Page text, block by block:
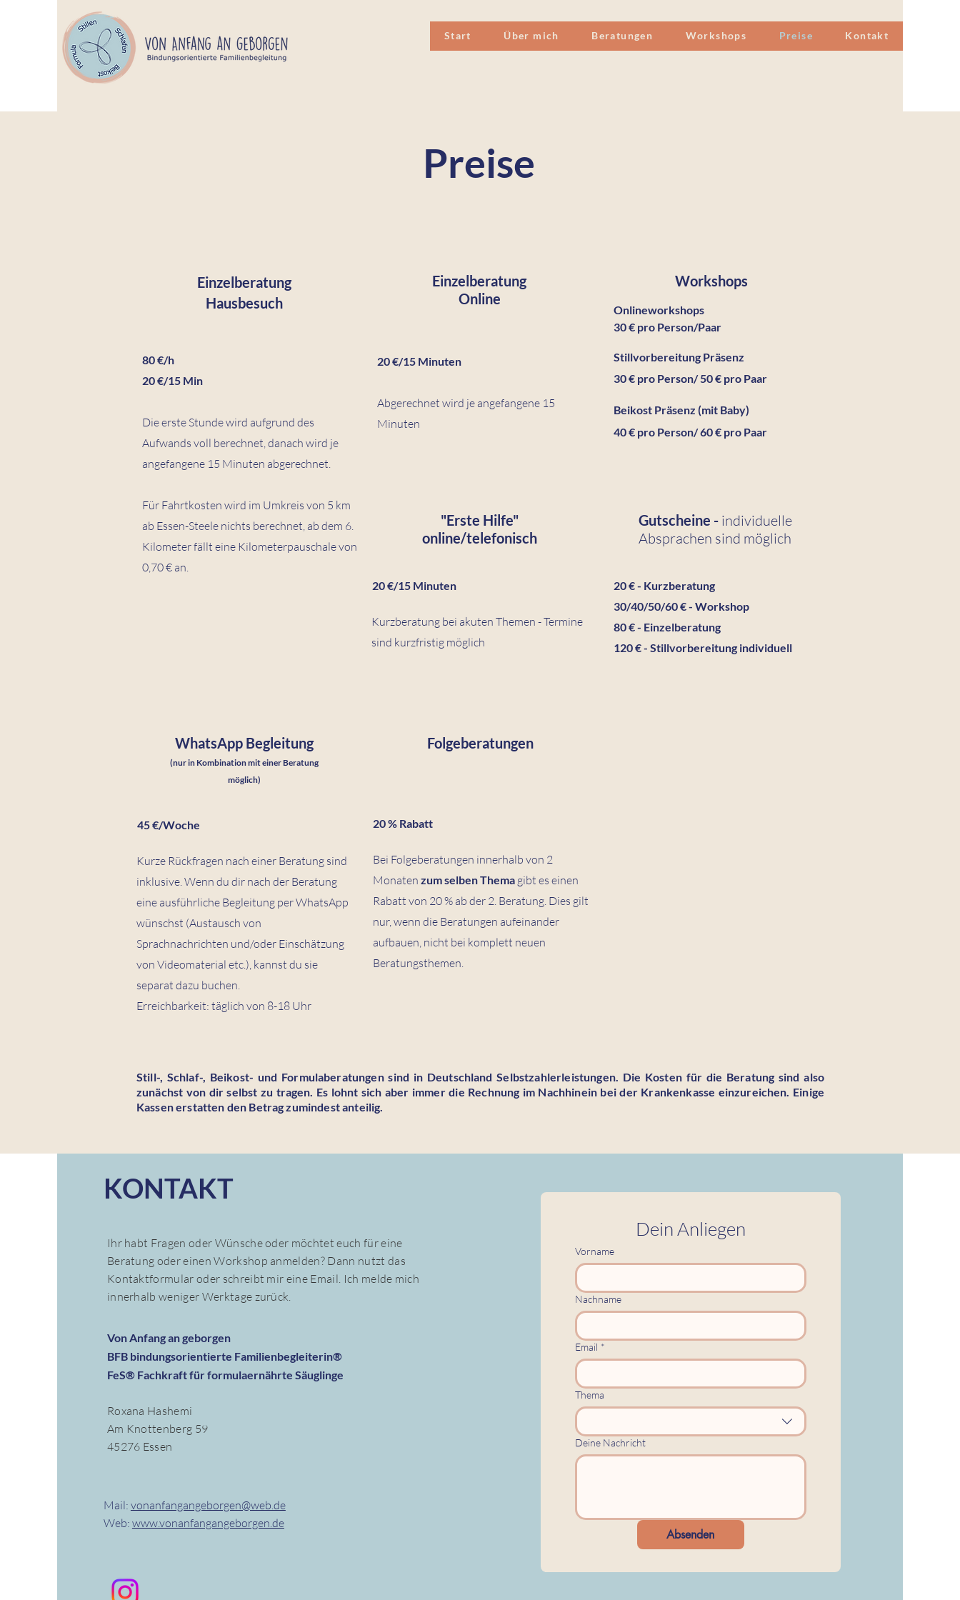
Start Über mich Beratungen Workshops Preise Kontakt
Preise
Einzelberatung
Hausbesuch
80 €/h
20 €/15 Min
Die erste Stunde wird aufgrund des
Aufwands voll berechnet, danach wird je
angefangene 15 Minuten abgerechnet.
Für Fahrtkosten wird im Umkreis von 5 km
ab Essen-Steele nichts berechnet, ab dem 6.
Kilometer fällt eine Kilometerpauschale von
0,70 € an.
Einzelberatung
Online
20 €/15 Minuten
Abgerechnet wird je angefangene 15
Minuten
"Erste Hilfe"
online/telefonisch
20 €/15 Minuten
Kurzberatung bei akuten Themen - Termine
sind kurzfristig möglich
Workshops
Onlineworkshops
30 € pro Person/Paar
Stillvorbereitung Präsenz
30 € pro Person/ 50 € pro Paar
Beikost Präsenz (mit Baby)
40 € pro Person/ 60 € pro Paar
Gutscheine - individuelle
Absprachen sind möglich
20 € - Kurzberatung
30/40/50/60 € - Workshop
80 € - Einzelberatung
120 € - Stillvorbereitung individuell
WhatsApp Begleitung
(nur in Kombination mit einer Beratung
möglich)
45 €/Woche
Kurze Rückfragen nach einer Beratung sind
inklusive. Wenn du dir nach der Beratung
eine ausführliche Begleitung per WhatsApp
wünschst (Austausch von
Sprachnachrichten und/oder Einschätzung
von Videomaterial etc.), kannst du sie
separat dazu buchen.
Erreichbarkeit: täglich von 8-18 Uhr
Folgeberatungen
20 % Rabatt
Bei Folgeberatungen innerhalb von 2
Monaten zum selben Thema gibt es einen
Rabatt von 20 % ab der 2. Beratung. Dies gilt
nur, wenn die Beratungen aufeinander
aufbauen, nicht bei komplett neuen
Beratungsthemen.
Still-, Schlaf-, Beikost- und Formulaberatungen sind in Deutschland Selbstzahlerleistungen. Die Kosten für die Beratung sind also
zunächst von dir selbst zu tragen. Es lohnt sich aber immer die Rechnung im Nachhinein bei der Krankenkasse einzureichen. Einige
Kassen erstatten den Betrag zumindest anteilig.
KONTAKT
Ihr habt Fragen oder Wünsche oder möchtet euch für eine
Beratung oder einen Workshop anmelden? Dann nutzt das
Kontaktformular oder schreibt mir eine Email. Ich melde mich
innerhalb weniger Werktage zurück.
Von Anfang an geborgen
BFB bindungsorientierte Familienbegleiterin®
FeS® Fachkraft für formulaernährte Säuglinge
Roxana Hashemi
Am Knottenberg 59
45276 Essen
Mail: vonanfangangeborgen@web.de
Web: www.vonanfangangeborgen.de
Dein Anliegen
Vorname
Nachname
Email *
Thema
Deine Nachricht
Absenden